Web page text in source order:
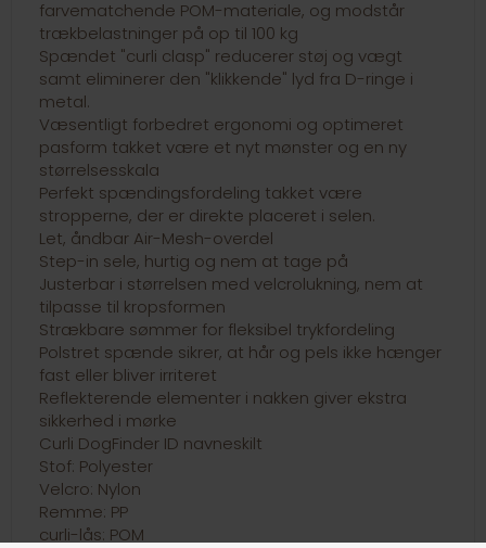
farvematchende POM-materiale, og modstår
trækbelastninger på op til 100 kg
Spændet "curli clasp" reducerer støj og vægt
samt eliminerer den "klikkende" lyd fra D-ringe i
metal.
Væsentligt forbedret ergonomi og optimeret
pasform takket være et nyt mønster og en ny
størrelsesskala
Perfekt spændingsfordeling takket være
stropperne, der er direkte placeret i selen.
Let, åndbar Air-Mesh-overdel
Step-in sele, hurtig og nem at tage på
Justerbar i størrelsen med velcrolukning, nem at
tilpasse til kropsformen
Strækbare sømmer for fleksibel trykfordeling
Polstret spænde sikrer, at hår og pels ikke hænger
fast eller bliver irriteret
Reflekterende elementer i nakken giver ekstra
sikkerhed i mørke
Curli DogFinder ID navneskilt
Stof: Polyester
Velcro: Nylon
Remme: PP
curli-lås: POM